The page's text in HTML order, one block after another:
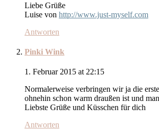
Liebe Grüße
Luise von http://www.just-myself.com
Antworten
Pinki Wink
1. Februar 2015 at 22:15
Normalerweise verbringen wir ja die
ohnehin schon warm draußen ist und
Liebste Grüße und Küsschen für dich
Antworten